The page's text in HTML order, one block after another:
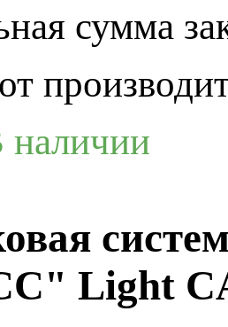
сумма
наличии
Light